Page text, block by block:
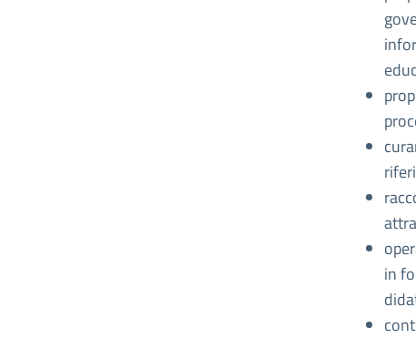
in